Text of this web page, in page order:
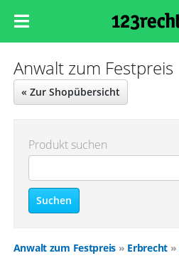
Anwalt zum Festpreis
« Zur Shopübersicht
Produkt suchen
Suchen
Anwalt zum Festpreis » Erbrecht »